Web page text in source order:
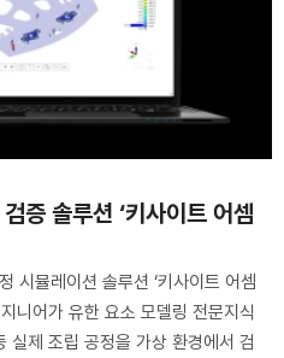
증 솔루션 ‘키사이트 어셈
시뮬레이션 솔루션 ‘키사이트 어셈
니어가 유한 요소 모델링 전문지식
실제 조립 공정을 가상 환경에서 검